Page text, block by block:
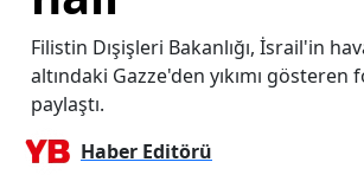
Filistin Dışişleri Bakanlığı, İsrail'in
altındaki Gazze'den yıkımı gösteren
paylaştı.
Haber Editörü